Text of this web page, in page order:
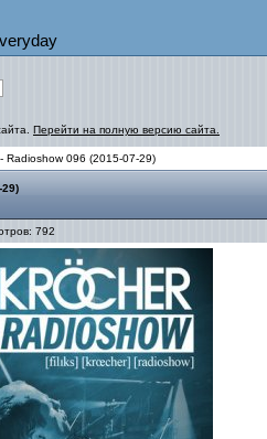
Перейти на полную версию сайта.
Radioshow 096 (2015-07-29)
792